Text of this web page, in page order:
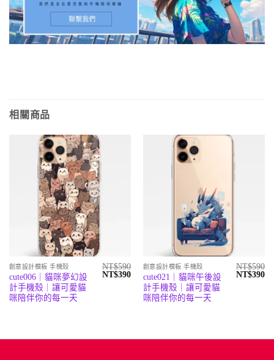
相關商品
創意設計模板 手機殼
cute006｜貓咪夢幻設
計手機殼｜讓可愛貓
咪陪伴你的每一天
NT$590
原
NT$390目
格：
創意設計模板 手機殼
cute021｜貓咪午後設
計手機殼｜讓可愛貓
咪陪伴你的每一天
NT$590
原
NT$390目